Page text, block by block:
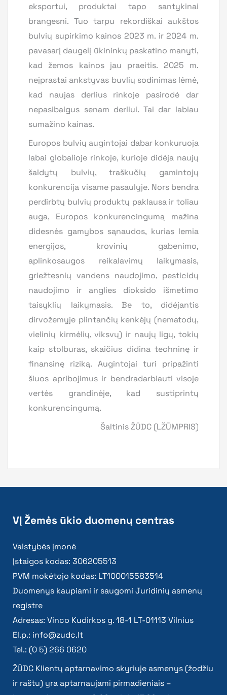
eksportui, produktai tapo santykinai
brangesni. Tuo tarpu rekordiškai aukštos
bulvių supirkimo kainos 2023 m. ir 2024 m.
pavasarį daugelį ūkininkų paskatino manyti,
kad žemos kainos jau praeitis. 2025 m.
neįprastai ankstyvas buvlių sodinimas lėmė,
kad naujas derlius rinkoje pasirodė dar
nepasibaigus senam derliui. Tai dar labiau
sumažino kainas.
Europos bulvių augintojai dabar konkuruoja
labai globalioje rinkoje, kurioje didėja naujų
šaldytų bulvių, traškučių gamintojų
konkurencija visame pasaulyje. Nors bendra
perdirbtų bulvių produktų paklausa ir toliau
auga, Europos konkurencingumą mažina
didesnės gamybos sąnaudos, kurias lemia
energijos, krovinių gabenimo,
aplinkosaugos reikalavimų laikymasis,
griežtesnių vandens naudojimo, pesticidų
naudojimo ir anglies dioksido išmetimo
taisyklių laikymasis. Be to, didėjantis
dirvožemyje plintančių kenkėjų (nematodų,
vielinių kirmėlių, viksvų) ir naujų ligų, tokių
kaip stolburas, skaičius didina techninę ir
finansinę riziką. Augintojai turi pripažinti
šiuos apribojimus ir bendradarbiauti visoje
vertės grandinėje, kad sustiprintų
konkurencingumą.
Šaltinis ŽŪDC (LŽŪMPRIS)
VĮ Žemės ūkio duomenų centras
Valstybės įmonė
Įstaigos kodas: 306205513
PVM mokėtojo kodas: LT100015583514
Duomenys kaupiami ir saugomi Juridinių asmenų
registre
Adresas: Vinco Kudirkos g. 18-1 LT-01113 Vilnius
El.p.: info@zudc.lt
Tel.: (0 5) 266 0620
ŽŪDC Klientų aptarnavimo skyriuje asmenys (žodžiu
ir raštu) yra aptarnaujami pirmadieniais –